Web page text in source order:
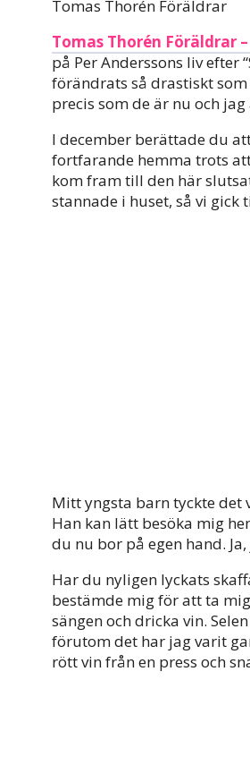
Tomas Thorén Föräldrar
Tomas Thorén Föräldrar –
på Per Anderssons liv
förändrats så drastiskt
precis som de är nu och
I december berättade du
fortfarande hemma trots
kom fram till den här
stannade i huset, så vi
Mitt yngsta barn tyckte det
Han kan lätt besöka mig
du nu bor på egen hand.
Har du nyligen lyckats
bestämde mig för att ta
sängen och dricka vin.
förutom det har jag varit
rött vin från en press och